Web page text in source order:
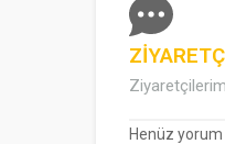
Henüz yorum